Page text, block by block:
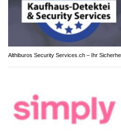
Althiburos Security Services.ch – Ihr